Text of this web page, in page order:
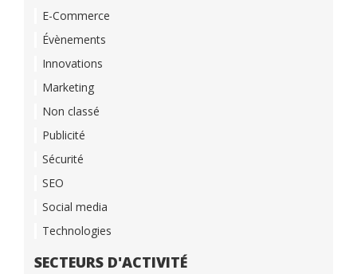
E-Commerce
Évènements
Innovations
Marketing
Non classé
Publicité
Sécurité
SEO
Social media
Technologies
SECTEURS D'ACTIVITÉ